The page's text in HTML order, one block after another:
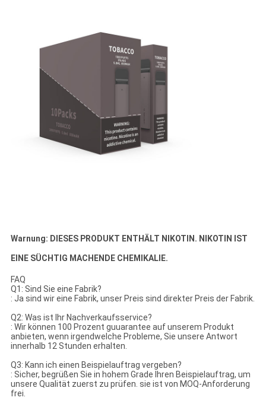
Warnung: DIESES PRODUKT ENTHÄLT NIKOTIN. NIKOTIN IST
EINE SÜCHTIG MACHENDE CHEMIKALIE.
FAQ
Q1: Sind Sie eine Fabrik?
: Ja sind wir eine Fabrik, unser Preis sind direkter Preis der Fabrik.
Q2: Was ist Ihr Nachverkaufsservice?
: Wir können 100 Prozent guuarantee auf unserem Produkt
anbieten, wenn irgendwelche Probleme, Sie unsere Antwort
innerhalb 12 Stunden erhalten.
Q3: Kann ich einen Beispielauftrag vergeben?
: Sicher, begrüßen Sie in hohem Grade Ihren Beispielauftrag, um
unsere Qualität zuerst zu prüfen. sie ist von MOQ-Anforderung
frei.